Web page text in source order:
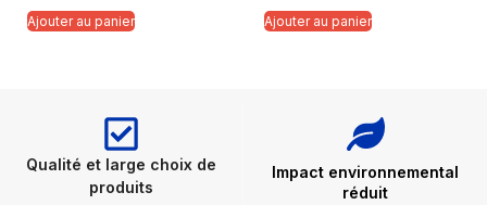
Ajouter au panier Ajouter au panier
Qualité et large choix de
produits
Impact environnemental
réduit